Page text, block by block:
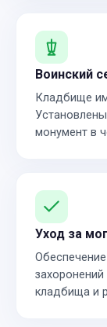
Воинский
Кладбище
монумент в
Уход за
кладбища и